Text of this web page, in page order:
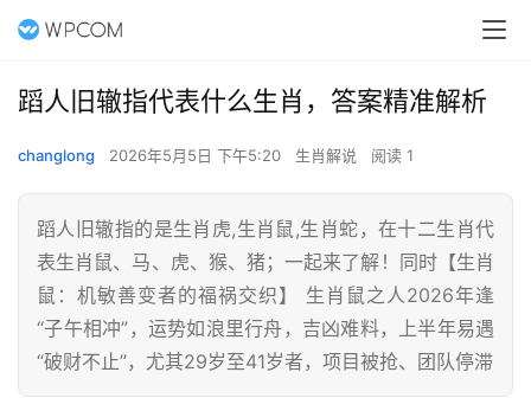
蹈人旧辙指代表什么生肖，答案精准解析
changlong 2026年5月5日 下午5:20 生肖解说 阅读 1
蹈人旧辙指的是生肖虎,生肖鼠,生肖蛇，在十二生肖代
表生肖鼠、马、虎、猴、猪；一起来了解！同时【生肖
鼠：机敏善变者的福祸交织】 生肖鼠之人2026年逢
“子午相冲”，运势如浪里行舟，吉凶难料，上半年易遇
“破财不止”，尤其29岁至41岁者，项目被抢、团队停滞